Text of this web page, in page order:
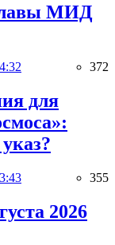
МИД
372
для
355
2026